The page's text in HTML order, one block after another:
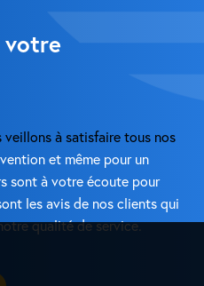
votre
à satisfaire tous nos
et même pour un
sont à votre écoute pour
les avis de nos clients qui
qualité de service.